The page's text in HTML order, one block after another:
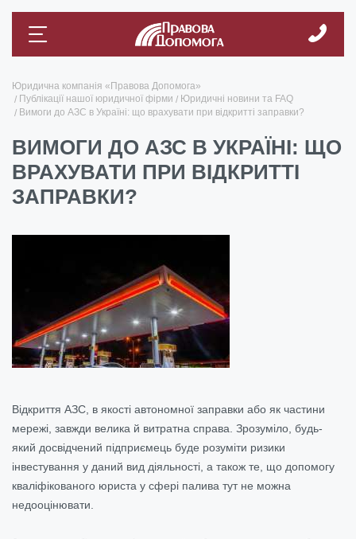
Юридична компанія «Правова Допомога»
Публікації нашої юридичної фірми
Юридичні новини та FAQ
Вимоги до АЗС в Україні: що врахувати при відкритті заправки?
ВИМОГИ ДО АЗС В УКРАЇНІ: ЩО
ВРАХУВАТИ ПРИ ВІДКРИТТІ
ЗАПРАВКИ?
Відкриття АЗС, в якості автономної заправки або як частини
мережі, завжди велика й витратна справа. Зрозуміло, будь-
який досвідчений підприємець буде розуміти ризики
інвестування у даний вид діяльності, а також те, що допомогу
кваліфікованого юриста у сфері палива тут не можна
недооцінювати.